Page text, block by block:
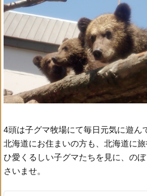
4頭は子グマ牧場にて毎日元気に遊ん
北海道にお住まいの方も、北海道に
ひ愛くるしい子グマたちを見に、の
さいませ。